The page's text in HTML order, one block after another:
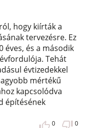
hogy kiírták a
tervezésre. Ez
éves, és a második
Tehát
évtizedekkel
mértékű
kapcsolódva
építésének
0 0